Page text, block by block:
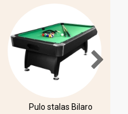
Pulo stalas Bilaro